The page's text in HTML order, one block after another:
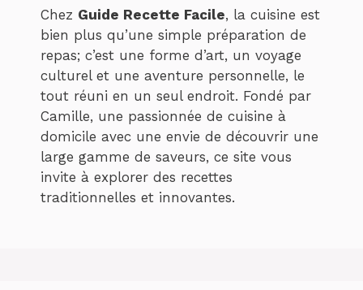
Chez Guide Recette Facile, la cuisine est
bien plus qu’une simple préparation de
repas; c’est une forme d’art, un voyage
culturel et une aventure personnelle, le
tout réuni en un seul endroit. Fondé par
Camille, une passionnée de cuisine à
domicile avec une envie de découvrir une
large gamme de saveurs, ce site vous
invite à explorer des recettes
traditionnelles et innovantes.